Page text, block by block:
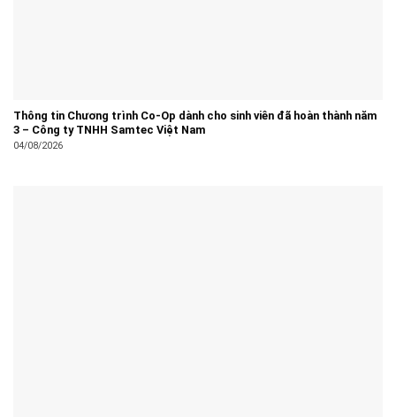
Thông tin Chương trình Co-Op dành cho sinh viên đã hoàn thành năm
3 – Công ty TNHH Samtec Việt Nam
04/08/2026